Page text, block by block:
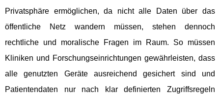
Privatsphäre ermöglichen, da nicht alle Daten über das
öffentliche Netz wandern müssen, stehen dennoch
rechtliche und moralische Fragen im Raum. So müssen
Kliniken und Forschungseinrichtungen gewährleisten, dass
alle genutzten Geräte ausreichend gesichert sind und
Patientendaten nur nach klar definierten Zugriffsregeln